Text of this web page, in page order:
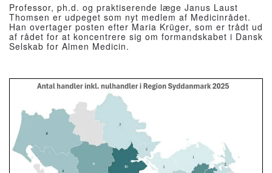
Professor, ph.d. og praktiserende læge Janus Laust
Thomsen er udpeget som nyt medlem af Medicinrådet.
Han overtager posten efter Maria Krüger, som er trådt ud
af rådet for at koncentrere sig om formandskabet i Dansk
Selskab for Almen Medicin.